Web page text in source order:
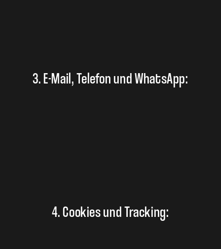
3. E-Mail, Telefon und WhatsApp:
4. Cookies und Tracking: